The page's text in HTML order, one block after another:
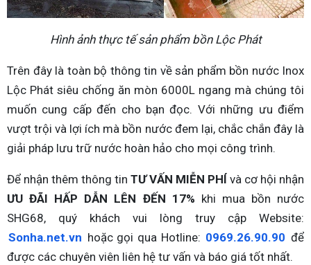
Hình ảnh thực tế sản phẩm bồn Lộc Phát
Trên đây là toàn bộ thông tin về sản phẩm bồn nước Inox
Lộc Phát siêu chống ăn mòn 6000L ngang mà chúng tôi
muốn cung cấp đến cho bạn đọc. Với những ưu điểm
vượt trội và lợi ích mà bồn nước đem lại, chắc chắn đây là
giải pháp lưu trữ nước hoàn hảo cho mọi công trình.
Để nhận thêm thông tin TƯ VẤN MIỄN PHÍ và cơ hội nhận
ƯU ĐÃI HẤP DẪN LÊN ĐẾN 17% khi mua bồn nước
SHG68, quý khách vui lòng truy cập Website:
Sonha.net.vn hoặc gọi qua Hotline: 0969.26.90.90 để
được các chuyên viên liên hệ tư vấn và báo giá tốt nhất.